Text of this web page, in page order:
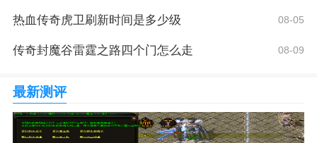
热血传奇虎卫刷新时间是多少级 08-05
传奇封魔谷雷霆之路四个门怎么走 08-09
最新测评